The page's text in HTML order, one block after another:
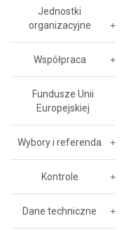
Jednostki
organizacyjne
Współpraca
Fundusze Unii
Europejskiej
Wybory i referenda
Kontrole
Dane techniczne